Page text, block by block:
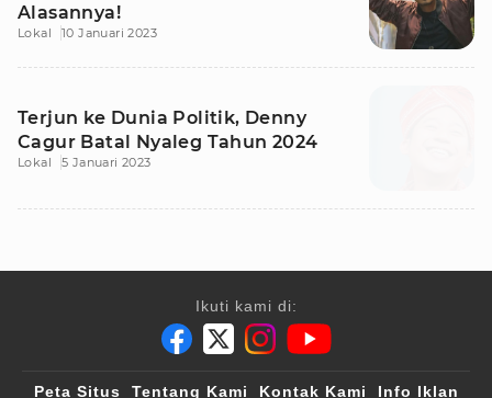
Alasannya!
Lokal 10 Januari 2023
Terjun ke Dunia Politik, Denny
Cagur Batal Nyaleg Tahun 2024
Lokal 5 Januari 2023
Ikuti kami di:
Peta Situs Tentang Kami Kontak Kami Info Iklan